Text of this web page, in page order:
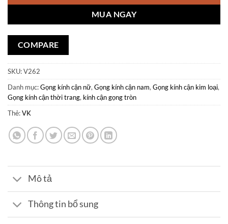
MUA NGAY
COMPARE
SKU:V262
Danh mục:Gọng kính cận nữ, Gọng kính cận nam, Gọng kính cận kim loại,
Gọng kính cận thời trang, kính cận gọng tròn
Thẻ:VK
Mô tả
Thông tin bổ sung